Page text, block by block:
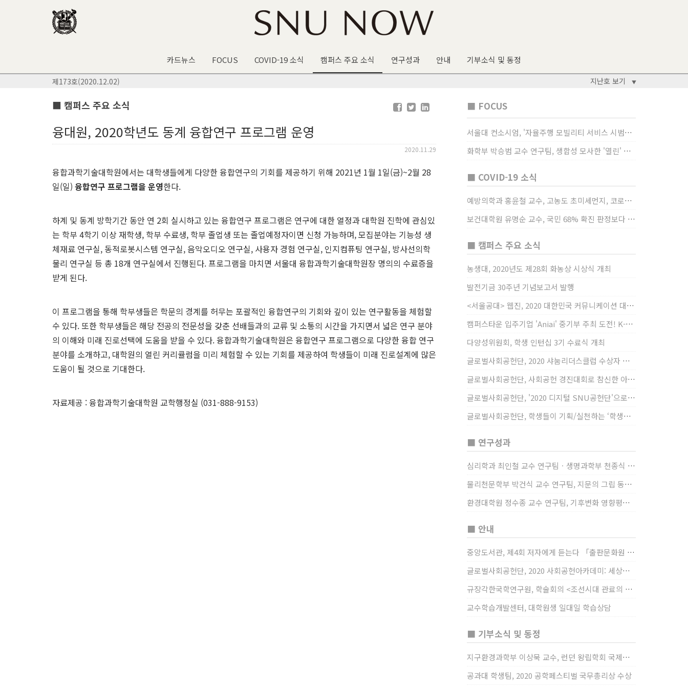
카드뉴스 FOCUS COVID-19 소식 캠퍼스 주요 소식 연구성과 안내 기부소식 및 동정
제173호(2020.12.02) 지난호 보기 ▼
■ 캠퍼스 주요 소식
융대원, 2020학년도 동계 융합연구 프로그램 운영
2020.11.29
융합과학기술대학원에서는 대학생들에게 다양한 융합연구의 기회를 제공하기 위해 2021년 1월 1일(금)~2월 28
일(일) 융합연구 프로그램을 운영한다.
하계 및 동계 방학기간 동안 연 2회 실시하고 있는 융합연구 프로그램은 연구에 대한 열정과 대학원 진학에 관심있
는 학부 4학기 이상 재학생, 학부 수료생, 학부 졸업생 또는 졸업예정자이면 신청 가능하며, 모집분야는 기능성 생
체재료 연구실, 동적로봇시스템 연구실, 음악오디오 연구실, 사용자 경험 연구실, 인지컴퓨팅 연구실, 방사선의학
물리 연구실 등 총 18개 연구실에서 진행된다. 프로그램을 마치면 서울대 융합과학기술대학원장 명의의 수료증을
받게 된다.
이 프로그램을 통해 학부생들은 학문의 경계를 허무는 포괄적인 융합연구의 기회와 깊이 있는 연구활동을 체험할
수 있다. 또한 학부생들은 해당 전공의 전문성을 갖춘 선배들과의 교류 및 소통의 시간을 가지면서 넓은 연구 분야
의 이해와 미래 진로선택에 도움을 받을 수 있다. 융합과학기술대학원은 융합연구 프로그램으로 다양한 융합 연구
분야를 소개하고, 대학원의 열린 커리큘럼을 미리 체험할 수 있는 기회를 제공하여 학생들이 미래 진로설계에 많은
도움이 될 것으로 기대한다.
자료제공 : 융합과학기술대학원 교학행정실 (031-888-9153)
■ FOCUS
서울대 컨소시엄, '자율주행 모빌리티 서비스 시범사업' 수행
화학부 박승범 교수 연구팀, 생합성 모사한 '열린' 비타민 B3 합성법 개발
■ COVID-19 소식
예방의학과 홍윤철 교수, 고농도 초미세먼지, 코로나19 발병률·치명률 높인다
보건대학원 유명순 교수, 국민 68% 확진 판정보다 걸렸단 이유로 비난받는 걸 더 두려해
■ 캠퍼스 주요 소식
농생대, 2020년도 제28회 화농상 시상식 개최
발전기금 30주년 기념보고서 발행
<서울공대> 웹진, 2020 대한민국 커뮤니케이션 대상 창간사보 부문 최우수상 선정
캠퍼스타운 입주기업 'Aniai' 중기부 주최 도전! K-스타트업 대상 수상
다양성위원회, 학생 인턴십 3기 수료식 개최
글로벌사회공헌단, 2020 샤눔리더스클럽 수상자 시상
글로벌사회공헌단, 사회공헌 경진대회로 참신한 아이디어 발굴, 지원
글로벌사회공헌단, '2020 디지털 SNU공헌단'으로 새로운 사회공헌에 도전
글로벌사회공헌단, 학생들이 기획/실천하는 ‘학생사회공헌단 프로젝트’ 진행
■ 연구성과
심리학과 최인철 교수 연구팀ㆍ생명과학부 천종식 교수 연구팀, 장내 마이크로바이옴과 정서적 웰빙간 관계 규명
물리천문학부 박건식 교수 연구팀, 지문의 그립 동작에서의 역할 및 원리 규명
환경대학원 정수종 교수 연구팀, 기후변화 영향평가 모형을 통해 기후변화에 따른 급격한 토양수분의 감소가 발생하는 지역과 시간을 규명
■ 안내
중앙도서관, 제4회 저자에게 듣는다 「출판문화원 저술강연 개최」(12/17)
글로벌사회공헌단, 2020 사회공헌아카데미: 세상을 바꾸는 가슴 따뜻한 나눔(12/23~24)
규장각한국학연구원, 학술회의 <조선시대 관료의 인사> (12/22)
교수학습개발센터, 대학원생 일대일 학습상담
■ 기부소식 및 동정
지구환경과학부 이상묵 교수, 런던 왕립학회 국제장애인의 날 기념 “전 세계 장애가 있는 과학자”에 소개
공과대 학생팀, 2020 공학페스티벌 국무총리상 수상